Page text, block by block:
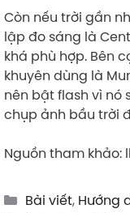
Còn nếu trời gần
lập đo sáng là
khá phù hợp. Bên
khuyên dùng là
nên bật flash vì nó
chụp ảnh bầu trời
Nguồn tham khảo:
Categories
Bài viết, Hướng